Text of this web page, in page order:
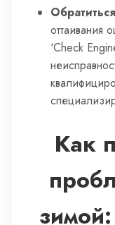
оттаивания
‘Check
Как